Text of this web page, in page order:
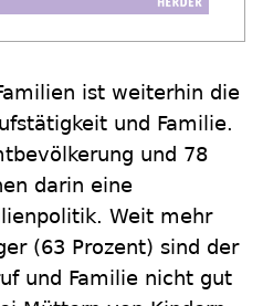
ist weiterhin die
und Familie.
und 78
darin eine
Weit mehr
(63 Prozent) sind der
und Familie nicht gut